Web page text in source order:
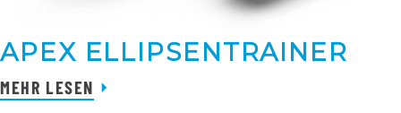
APEX ELLIPSENTRAINER
MEHR LESEN